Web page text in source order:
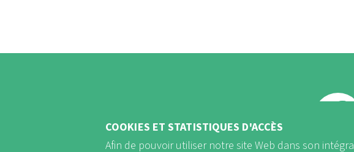
COOKIES ET STATISTIQUES D'ACCÈS
Afin de pouvoir utiliser notre site Web dans son